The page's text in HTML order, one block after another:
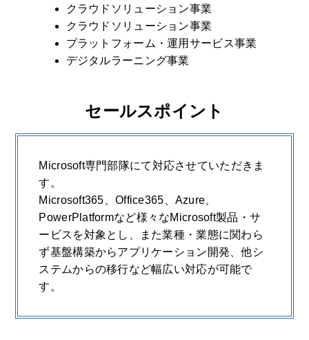
クラウドソリューション事業
クラウドソリューション事業
プラットフォーム・運用サービス事業
デジタルラーニング事業
セールスポイント
Microsoft専門部隊にて対応させていただきま
す。
Microsoft365、Office365、Azure、
PowerPlatformなど様々なMicrosoft製品・サ
ービスを対象とし、また業種・業態に関わら
ず基盤構築からアプリケーション開発、他シ
ステムからの移行など幅広い対応が可能で
す。